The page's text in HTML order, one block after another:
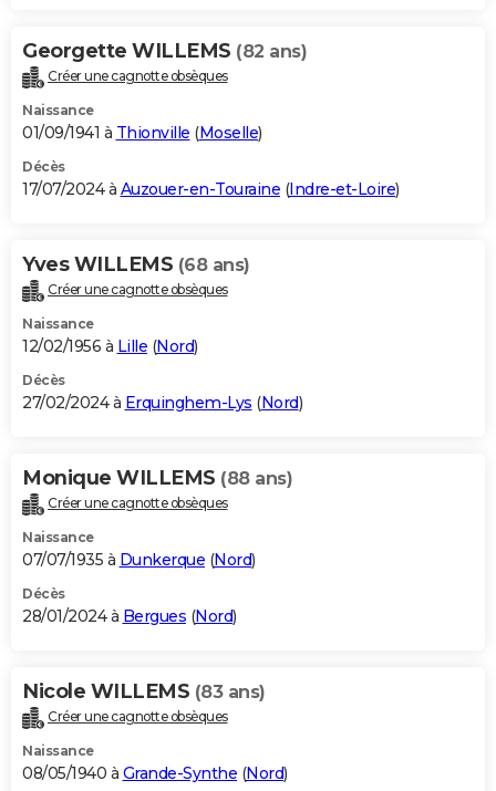
Georgette WILLEMS (82 ans)
Créer une cagnotte obsèques
Naissance
01/09/1941 à Thionville (Moselle)
Décès
17/07/2024 à Auzouer-en-Touraine (Indre-et-Loire)
Yves WILLEMS (68 ans)
Créer une cagnotte obsèques
Naissance
12/02/1956 à Lille (Nord)
Décès
27/02/2024 à Erquinghem-Lys (Nord)
Monique WILLEMS (88 ans)
Créer une cagnotte obsèques
Naissance
07/07/1935 à Dunkerque (Nord)
Décès
28/01/2024 à Bergues (Nord)
Nicole WILLEMS (83 ans)
Créer une cagnotte obsèques
Naissance
08/05/1940 à Grande-Synthe (Nord)